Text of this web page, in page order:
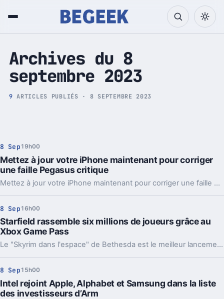
Tech et Pop culture
Archives du 8
septembre 2023
9 ARTICLES PUBLIÉS · 8 SEPTEMBRE 2023
8 Sep 19h00
Mettez à jour votre iPhone maintenant pour corriger
une faille Pegasus critique
Mettez à jour votre iPhone maintenant pour corriger une faille Pegasus critique. Une faille zero-click, zero-day, qui plus est.
8 Sep 16h00
Starfield rassemble six millions de joueurs grâce au
Xbox Game Pass
Le "Skyrim dans l'espace" de Bethesda est le meilleur lancement jamais réalisé par l'éditeur américain.
8 Sep 15h00
Intel rejoint Apple, Alphabet et Samsung dans la liste
des investisseurs d’Arm